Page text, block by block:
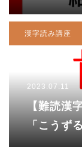
漢字読み講座
2023.07.11
【難読漢
「こうず